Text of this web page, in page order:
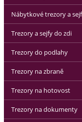
Nábytkové trezory a
Trezory a sejfy do zdi
Trezory do podlahy
Trezory na zbraně
Trezory na hotovost
Trezory na dokumenty